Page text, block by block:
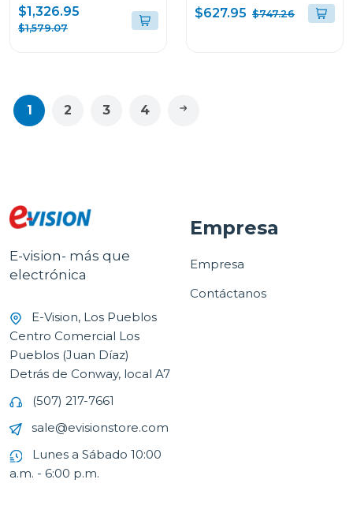
COLOR GRIS
WM23VFXS6/DF74VFXS6B
$1,326.95
$1,579.07
SMART INVERTER
GT57BPSX
$627.95 $747.26
1 2 3 4
E-vision- más que
electrónica
E-Vision, Los Pueblos
Centro Comercial Los
Pueblos (Juan Díaz)
Detrás de Conway, local A7
(507) 217-7661
sale@evisionstore.com
Lunes a Sábado 10:00
a.m. - 6:00 p.m.
Empresa
Empresa
Contáctanos